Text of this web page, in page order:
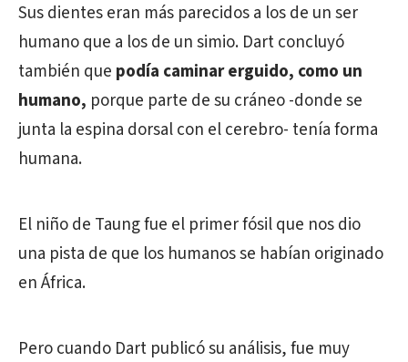
Sus dientes eran más parecidos a los de un ser
humano que a los de un simio. Dart concluyó
también que podía caminar erguido, como un
humano, porque parte de su cráneo -donde se
junta la espina dorsal con el cerebro- tenía forma
humana.
El niño de Taung fue el primer fósil que nos dio
una pista de que los humanos se habían originado
en África.
Pero cuando Dart publicó su análisis, fue muy